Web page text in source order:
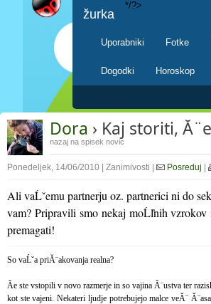
žurka
Uporabniki Fotke
Dogodki Horoskop
*/?>
Dora › Kaj storiti,
nazaj na spisek novic
Ponedeljek, 14/06/2010 | Zanimivosti | Posreduj |
Ali vaĹˇemu partnerju oz. partnerici ni do
vam? Pripravili smo nekaj moĹľnih vzrokov
premagati!
So vaĹˇa priĂ¨akovanja realna?
Ăe ste vstopili v novo razmerje in so vajina Ă¨ustva ter
kot ste vajeni. Nekateri ljudje potrebujejo malce veĂ¨